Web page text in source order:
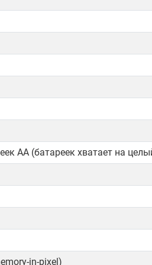
АА (батареек хватает на
in-pixel)